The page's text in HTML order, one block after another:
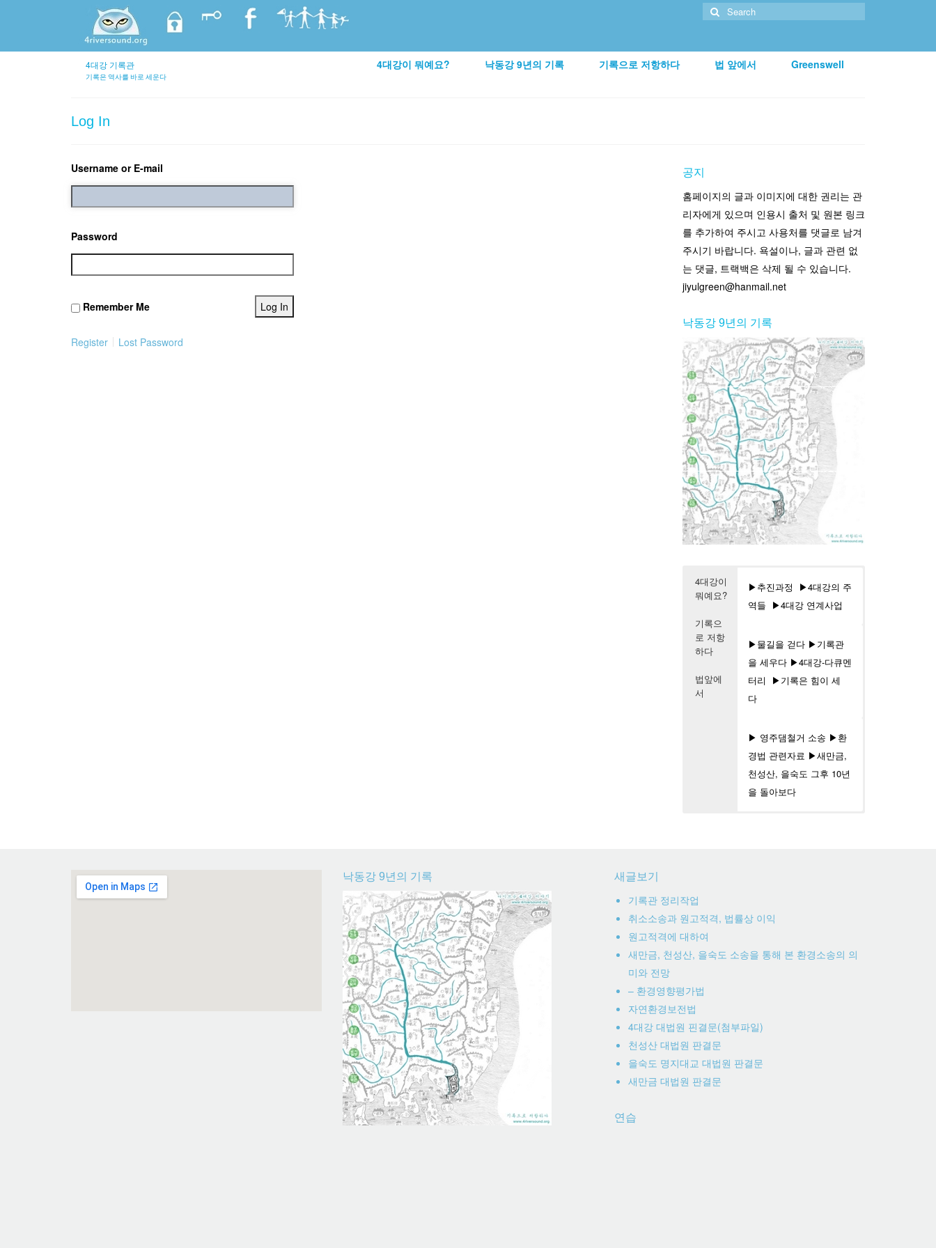
Search
4대강 기록관
기록은 역사를 바로 세운다
4대강이 뭐예요? 낙동강 9년의 기록 기록으로 저항하다 법 앞에서 Greenswell
Log In
Username or E-mail
Password
Remember Me
Register Lost Password
공지
홈페이지의 글과 이미지에 대한 권리는 관
리자에게 있으며 인용시 출처 및 원본 링크
를 추가하여 주시고 사용처를 댓글로 남겨
주시기 바랍니다. 욕설이나, 글과 관련 없
는 댓글, 트랙백은 삭제 될 수 있습니다.
jiyulgreen@hanmail.net
낙동강 9년의 기록
4대강이
뭐예요?
기록으
로 저항
하다
법앞에
서
▶추진과정
▶4대강의 주
역들 ▶4대강 연계사업
▶물길을 걷다 ▶기록관
을 세우다 ▶4대강-다큐멘
터리
▶기록은 힘이 세
다
▶ 영주댐철거 소송 ▶환
경법 관련자료 ▶새만금,
천성산, 을숙도 그후 10년
을 돌아보다
낙동강 9년의 기록 새글보기
기록관 정리작업
취소소송과 원고적격, 법률상 이익
원고적격에 대하여
새만금, 천성산, 을숙도 소송을 통해 본 환경소송의 의
미와 전망
– 환경영향평가법
자연환경보전법
4대강 대법원 핀결문(첨부파일)
천성산 대법원 판결문
을숙도 명지대교 대법원 판결문
새만금 대법원 판결문
연습